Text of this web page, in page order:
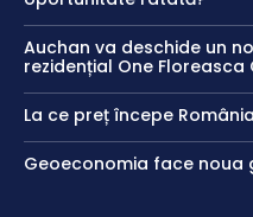
Auchan va deschide un
rezidențial One Floreasca
La ce preț începe
Geoeconomia face noua